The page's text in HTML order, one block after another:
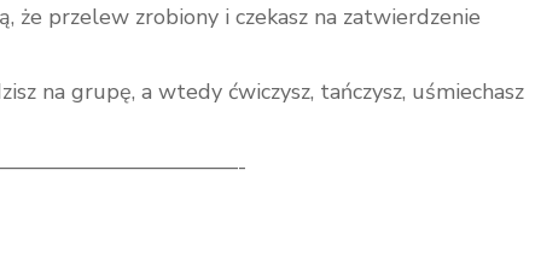
przelew zrobiony i czekasz na zatwierdzenie
na grupę, a wtedy ćwiczysz, tańczysz, uśmiechasz